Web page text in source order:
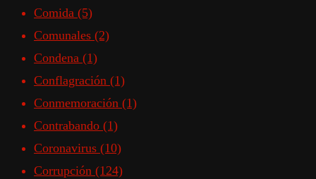
Comida (5)
Comunales (2)
Condena (1)
Conflagración (1)
Conmemoración (1)
Contrabando (1)
Coronavirus (10)
Corrupción (124)